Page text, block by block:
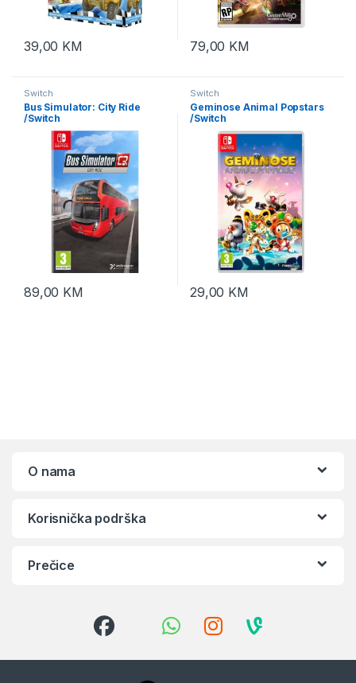
39,00 KM 79,00 KM
Switch
Bus Simulator: City Ride
/Switch
89,00 KM
Switch
Geminose Animal Popstars
/Switch
29,00 KM
O nama
Korisnička podrška
Prečice